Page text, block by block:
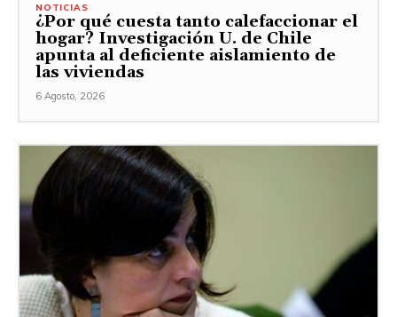
NOTICIAS
¿Por qué cuesta tanto calefaccionar el
hogar? Investigación U. de Chile
apunta al deficiente aislamiento de
las viviendas
6 Agosto, 2026